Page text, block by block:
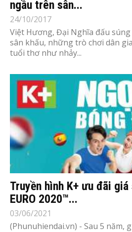
ngầu trên sân...
24/10/2017
Việt Hương, Đại Nghĩa đấu
sân khấu, những trò chơi dân
tuổi thơ như nhảy...
Truyền hình K+ ưu đãi giá
EURO 2020™...
03/06/2021
(Phunuhiendai.vn) - Sau 5 năm,